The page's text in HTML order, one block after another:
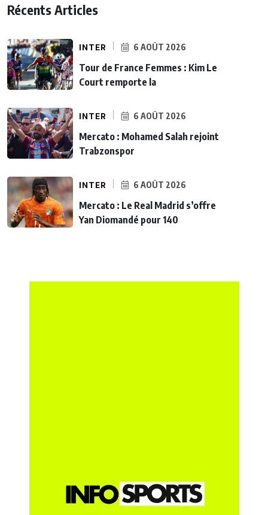
Récents Articles
INTER 6 AOÛT 2026
Tour de France Femmes : Kim Le
Court remporte la
INTER 6 AOÛT 2026
Mercato : Mohamed Salah rejoint
Trabzonspor
INTER 6 AOÛT 2026
Mercato : Le Real Madrid s’offre
Yan Diomandé pour 140